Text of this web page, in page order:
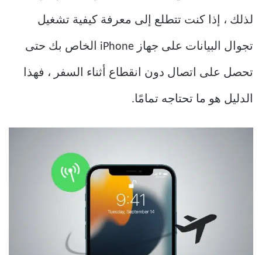
لذلك ، إذا كنت تتطلع إلى معرفة كيفية تشغيل
تجوال البيانات على جهاز iPhone الخاص بك حتى
تحصل على اتصال دون انقطاع أثناء السفر ، فهذا
الدليل هو ما تحتاجه تمامًا.